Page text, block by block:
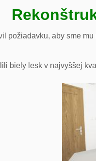
požiadavku, aby sme
biely lesk v najvyššej